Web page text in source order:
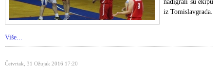
nadigrali su ekipu
iz Tomislavgrada.
Više...
Četvrtak, 31 Ožujak 2016 17:20